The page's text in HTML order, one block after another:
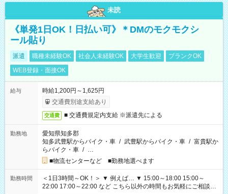
未読
《単発1日OK！日払い可》＊DMのモクモクシ
ール貼り
派遣 職種未経験OK 社会人未経験OK 大学生歓迎
ブランクOK
WEB登録・面接OK
給与
時給1,200円～1,625円
交通費別途支給あり
交通費 ■ 交通費規定内支給 ※派遣先による
勤務地
愛知県知多郡
知多武豊駅からバイク・車 / 武豊駅からバイク・車 / 富貴駅か
らバイク・車 / …
■物流センターなど ■勤務地選べます
勤務時間
＜1日3時間～OK！＞ ▼ 例えば… ▼ 15:00～18:00 15:00～
22:00 17:00～22:00 など こちら以外の時間もお気軽にご相談く